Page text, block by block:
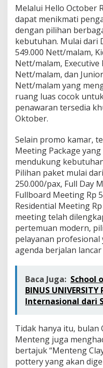
a
a
r
,
M
e
e
t
i
n
g
k
a
g
d
a
n
E
v
e
n
t
e
a
t
i
e
n
t
e
Melalui Hello October
dapat menikmati
dengan pilihan
kebutuhan. Mulai dari
549.000 Nett/malam,
Nett/malam, Executive
Nett/malam, dan
Nett/malam yang
ruang luas cocok
penawaran tersedia
Oktober.
Selain promo kamar,
Meeting Package
mendukung
Pilihan paket mulai
250.000/pax, Full Day
Fullboard Meeting Rp
Residential Meeting
meeting telah
pertemuan modern,
pelayanan profesional
agenda berjalan
Baca Juga: School
BINUS
Internasional dari
Tidak hanya itu,
Menteng juga
bertajuk “Menteng
pottery yang akan